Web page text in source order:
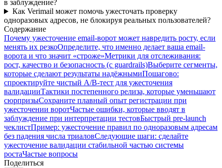
в заблуждение?
Как Verimail может помочь ужесточать проверку
одноразовых адресов, не блокируя реальных пользователей?
Содержание
Почему ужесточение email-ворот может навредить росту, если
менять их резкоОпределите, что именно делает ваша email-
ворота и что значит «строже»Метрики для отслеживания:
рост, качество и безопасность (с guardrails)Выберите сегменты,
которые сделают результаты надёжнымиПошагово:
спроектируйте чистый A/B‑тест для ужесточения
валидацииТактики постепенного релиза, которые уменьшают
сюрпризыСохраните плавный опыт регистрации при
ужесточении воротЧастые ошибки, которые вводят в
заблуждение при интерпретации тестовБыстрый pre‑launch
чеклистПример: ужесточение правил по одноразовым адресам
без падения числа триаловСледующие шаги: сделайте
ужесточение валидации стабильной частью системы
ростаЧастые вопросы
Поделиться